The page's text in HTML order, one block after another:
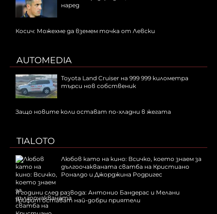
наред
Косич: Можехме да вземем точка от Левски
AUTOMEDIA
Toyota Land Cruiser на 999 999 километра
търси нов собственик
Защо новите коли остават по-хладни в жегата
TIALOTO
Любов като на кино: Всичко, което знаем за
дългоочакваната сватба на Кристиано
Роналдо и Джорджина Родригес
11 години след развода: Антонио Бандерас и Мелани
Грифит остават най-добри приятели